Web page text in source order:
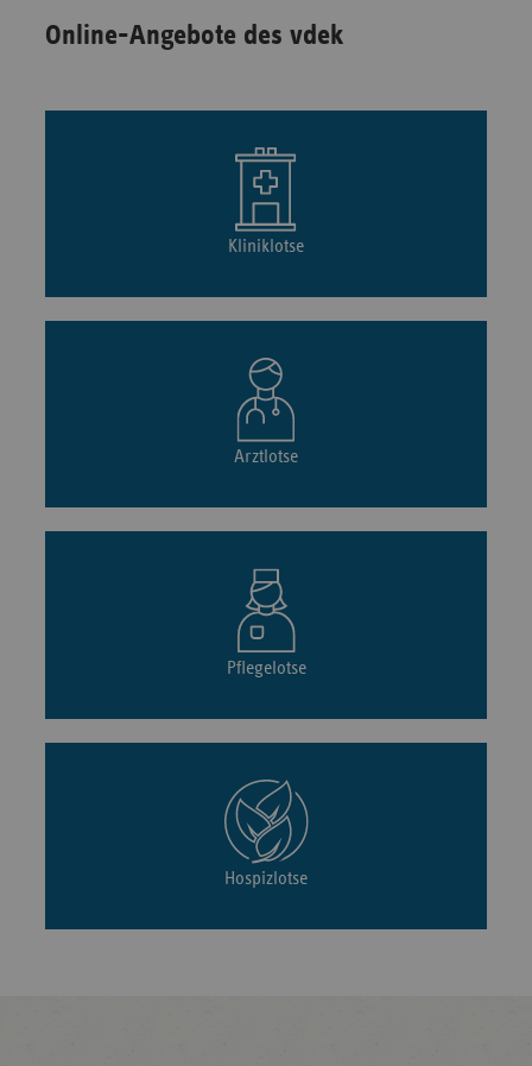
Online-Angebote des vdek
Kliniklotse
Arztlotse
Pflegelotse
Hospizlotse